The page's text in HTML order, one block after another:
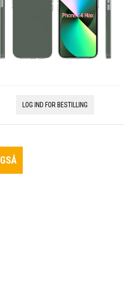
LOG IND FOR BESTILLING